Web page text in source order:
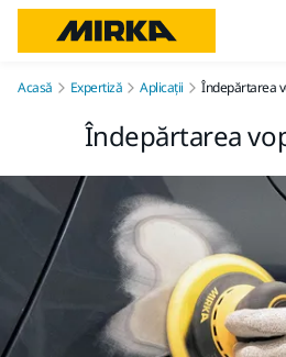
Acasă Expertiză Aplicații Îndepărtarea
Îndepărtarea